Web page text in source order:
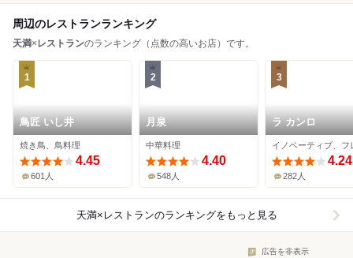
周辺のレストランランキング
天満× レストランのランキング（点数の高いお店）です。
1
鳥匠 いし井
焼き鳥、鳥料理
4.45
601人
2
月泉
中華料理
4.40
548人
3
ラ カンロ
イノベーティブ、フ
4.24
282人
天満×レストランのランキングをもっと見る
広告を非表示